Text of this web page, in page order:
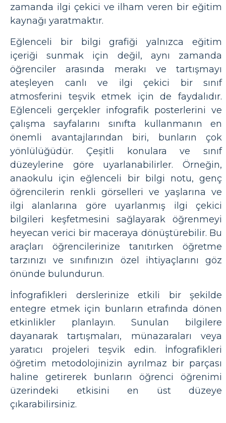
zamanda ilgi çekici ve ilham veren bir eğitim
kaynağı yaratmaktır.
Eğlenceli bir bilgi grafiği yalnızca eğitim
içeriği sunmak için değil, aynı zamanda
öğrenciler arasında merakı ve tartışmayı
ateşleyen canlı ve ilgi çekici bir sınıf
atmosferini teşvik etmek için de faydalıdır.
Eğlenceli gerçekler infografik posterlerini ve
çalışma sayfalarını sınıfta kullanmanın en
önemli avantajlarından biri, bunların çok
yönlülüğüdür. Çeşitli konulara ve sınıf
düzeylerine göre uyarlanabilirler. Örneğin,
anaokulu için eğlenceli bir bilgi notu, genç
öğrencilerin renkli görselleri ve yaşlarına ve
ilgi alanlarına göre uyarlanmış ilgi çekici
bilgileri keşfetmesini sağlayarak öğrenmeyi
heyecan verici bir maceraya dönüştürebilir. Bu
araçları öğrencilerinize tanıtırken öğretme
tarzınızı ve sınıfınızın özel ihtiyaçlarını göz
önünde bulundurun.
İnfografikleri derslerinize etkili bir şekilde
entegre etmek için bunların etrafında dönen
etkinlikler planlayın. Sunulan bilgilere
dayanarak tartışmaları, münazaraları veya
yaratıcı projeleri teşvik edin. İnfografikleri
öğretim metodolojinizin ayrılmaz bir parçası
haline getirerek bunların öğrenci öğrenimi
üzerindeki etkisini en üst düzeye
çıkarabilirsiniz.